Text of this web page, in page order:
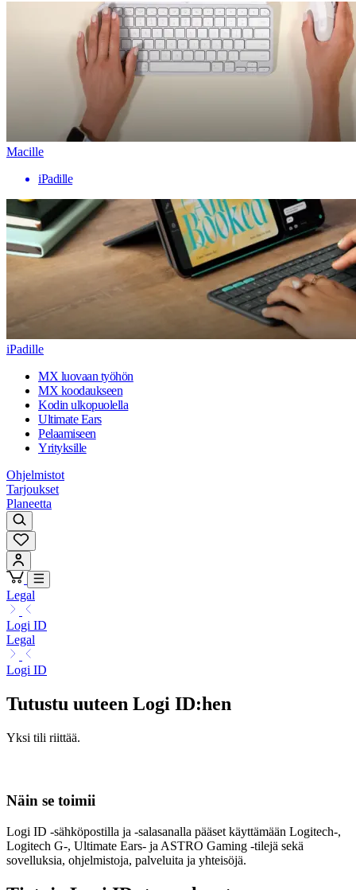
Macille
iPadille
iPadille
MX luovaan työhön
MX koodaukseen
Kodin ulkopuolella
Ultimate Ears
Pelaamiseen
Yrityksille
Ohjelmistot
Tarjoukset
Planeetta
Legal
Logi ID
Legal
Logi ID
Tutustu uuteen Logi ID:hen
Yksi tili riittää.
Näin se toimii
Logi ID -sähköpostilla ja -salasanalla pääset käyttämään Logitech-,
Logitech G-, Ultimate Ears- ja ASTRO Gaming -tilejä sekä
sovelluksia, ohjelmistoja, palveluita ja yhteisöjä.